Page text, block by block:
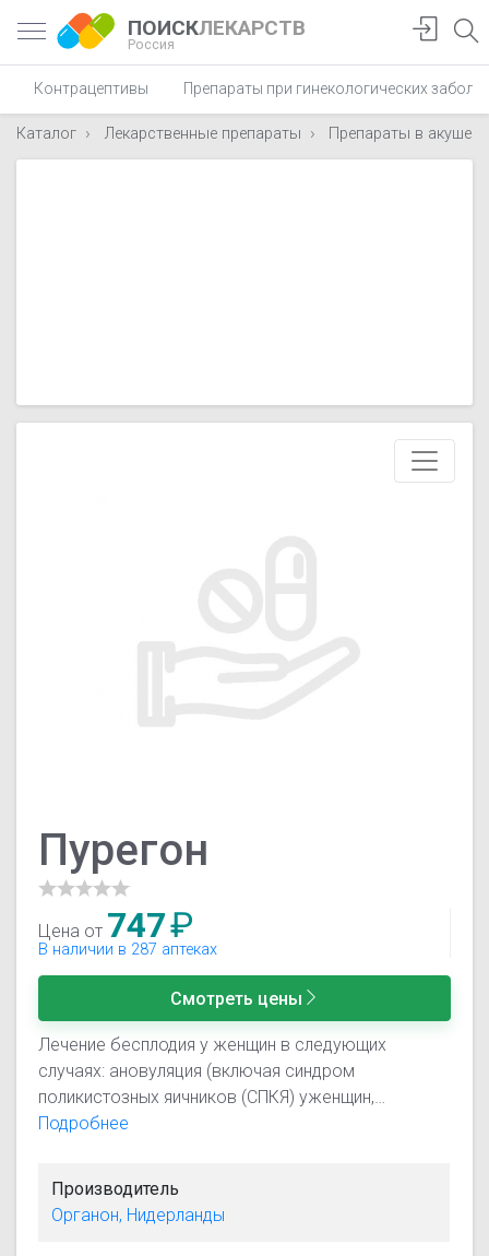
ПОИСКЛЕКАРСТВ
Россия
Контрацептивы Препараты при гинекологических
Каталог Лекарственные препараты Препараты в
Пурегон
Цена от 747₽
В наличии в 287 аптеках
Смотреть цены
Лечение бесплодия у женщин в следующих
случаях: ановуляция (включая синдром
поликистозных яичников (СПКЯ) уженщин,
нечувствительных к лечению кломифеном);
проведении искусственного
оплодотворения(например, в методиках ЭКО/
Подробнее
Производитель
Органон, Нидерланды